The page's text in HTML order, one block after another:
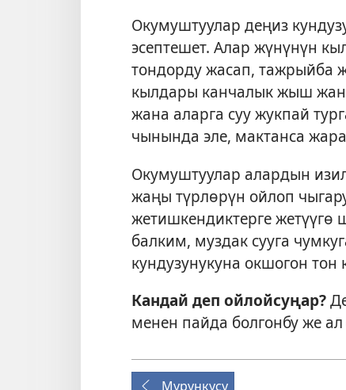
Окумуштуулар деңиз
эсептешет. Алар жүнүнүн
тондорду жасап, тажрыйба
кылдары канчалык жыш
жана аларга суу жукпай
чынында эле, мактанса
Окумуштуулар алардын
жаңы түрлөрүн ойлоп
жетишкендиктерге жетүүгө
балким, муздак сууга
кундузунукуна окшогон
Кандай деп ойлойсуңар?
менен пайда болгонбу же
Мурункусу